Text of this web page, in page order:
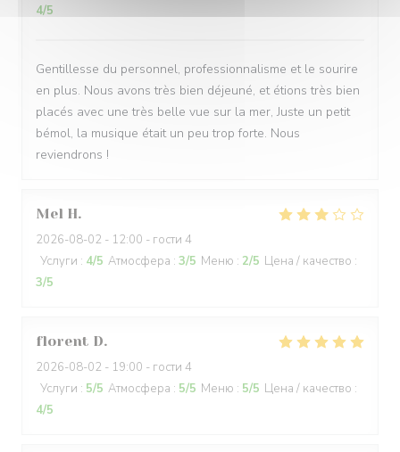
4/5
Gentillesse du personnel, professionnalisme et le sourire
en plus. Nous avons très bien déjeuné, et étions très bien
placés avec une très belle vue sur la mer, Juste un petit
bémol, la musique était un peu trop forte. Nous
reviendrons !
Mel H
2026-08-02 - 12:00 - гости 4
Услуги : 4/5 Атмосфера : 3/5 Меню : 2/5 Цена / качество :
3/5
florent D
2026-08-02 - 19:00 - гости 4
Услуги : 5/5 Атмосфера : 5/5 Меню : 5/5 Цена / качество :
4/5